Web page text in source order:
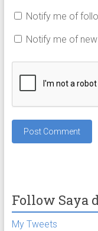
Notify me of
Notify me of
Follow Saya
My Tweets